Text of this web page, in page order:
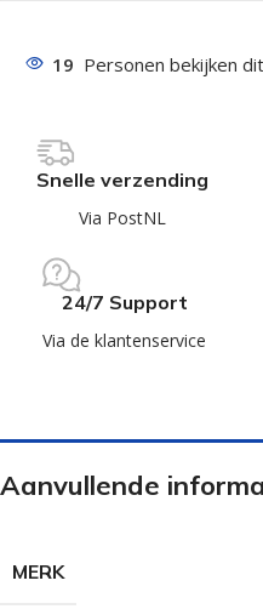
19 Personen bekijken
Snelle verzending
Via PostNL
24/7 Support
Via de klantenservice
Aanvullende
MERK